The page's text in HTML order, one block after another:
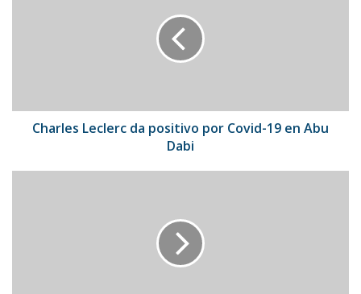
Abu
DabiCharles Leclerc da positivo por Covid-19 en Abu
Dabi